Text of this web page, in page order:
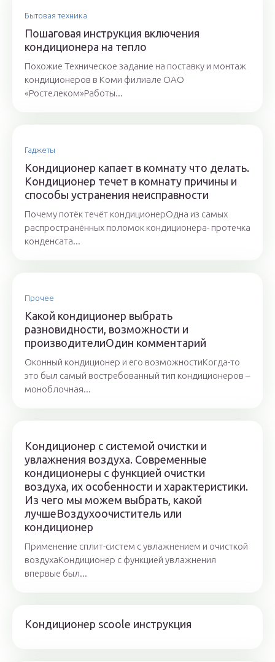
Бытовая техника
Пошаговая инструкция включения
кондиционера на тепло
Похожие Техническое задание на поставку и монтаж
кондиционеров в Коми филиале ОАО
«Ростелеком»Работы...
Гаджеты
Кондиционер капает в комнату что делать.
Кондиционер течет в комнату причины и
способы устранения неисправности
Почему потёк течёт кондиционерОдна из самых
распространённых поломок кондиционера- протечка
конденсата...
Прочее
Какой кондиционер выбрать
разновидности, возможности и
производителиОдин комментарий
Оконный кондиционер и его возможностиКогда-то
это был самый востребованный тип кондиционеров –
моноблочная...
Кондиционер с системой очистки и
увлажнения воздуха. Современные
кондиционеры с функцией очистки
воздуха, их особенности и характеристики.
Из чего мы можем выбрать, какой
лучшеВоздухоочиститель или
кондиционер
Применение сплит-систем с увлажнением и очисткой
воздухаКондиционер с функцией увлажнения
впервые был...
Кондиционер scoole инструкция